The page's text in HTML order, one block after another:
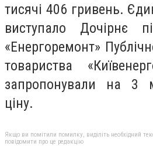
тисячі 406 гривень.
виступало Дочірнє
«Енергоремонт»
товариства
запропонували на 3
ціну.
Якщо ви помітили помилку, виділіть необхідний
повідомити про це редакцію